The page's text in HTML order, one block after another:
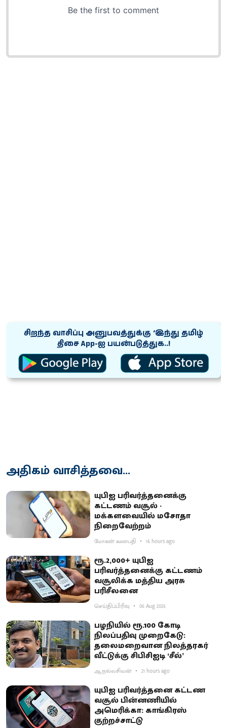
சிறந்த வாசிப்பு அனுபவத்துக்கு ‘இந்து தமிழ்
திசை App-ஐ பயன்படுத்துக..!
அதிகம் வாசித்தவை...
யுபிஐ பரிவர்த்தனைக்கு
கட்டணம் வசூல் -
மக்களவையில் மசோதா
நிறைவேற்றம்
மோகன் கணபதி 16 hours ago
ரூ.2,000+ யுபிஐ
பரிவர்த்தனைக்கு கட்டணம்
வசூலிக்க மத்திய அரசு
பரிசீலனை
செய்திப்பிரிவு 06 Aug 2026
பழநியில் ரூ.100 கோடி
நிலப்பதிவு முறைகேடு:
தலைமறைவான நிலத்தரகர்
வீட்டுக்கு சிபிசிஐடி ‘சீல்’
ஆ.நல்லசிவன் 21 hours ago
யுபிஐ பரிவர்த்தனை கட்டண
வசூல் பின்னணியில்
அமெரிக்கா: காங்கிரஸ்
குற்றச்சாட்டு